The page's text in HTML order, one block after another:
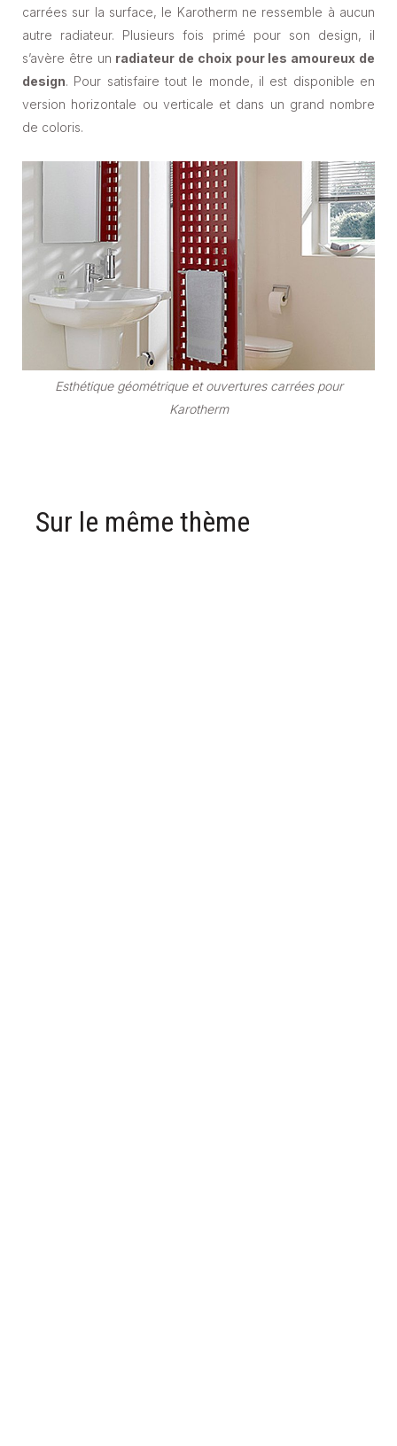
carrées sur la surface, le Karotherm ne ressemble à aucun
autre radiateur. Plusieurs fois primé pour son design, il
s’avère être un radiateur de choix pour les amoureux de
design. Pour satisfaire tout le monde, il est disponible en
version horizontale ou verticale et dans un grand nombre
de coloris.
Esthétique géométrique et ouvertures carrées pour
Karotherm
Sur le même thème